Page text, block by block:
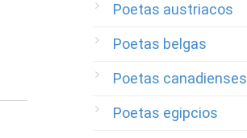
Poetas austriacos
Poetas belgas
Poetas canadienses
Poetas egipcios